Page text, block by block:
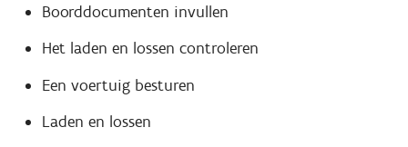
Boorddocumenten invullen
Het laden en lossen controleren
Een voertuig besturen
Laden en lossen